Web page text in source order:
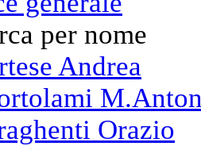
per nome
Andrea
Orazio